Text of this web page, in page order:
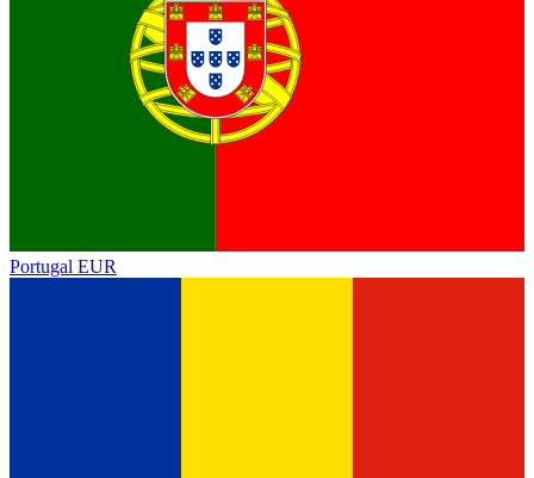
Portugal EUR